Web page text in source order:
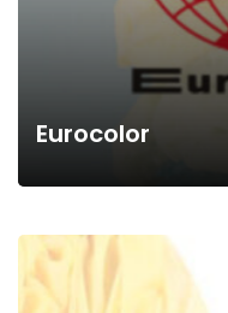
Eurocolor